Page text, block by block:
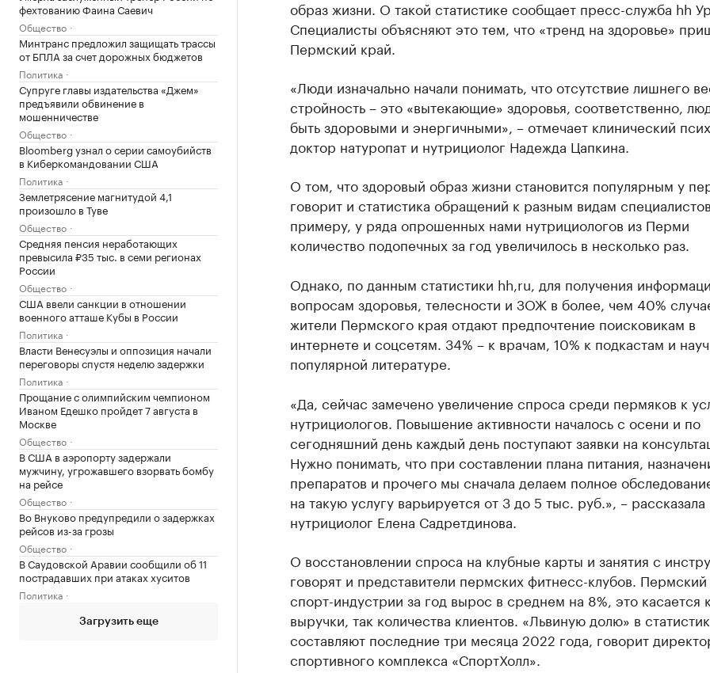
фехтованию Фаина Саевич
Общество
Минтранс предложил защищать трассы
от БПЛА за счет дорожных бюджетов
Политика
Супруге главы издательства «Джем»
предъявили обвинение в
мошенничестве
Общество
Bloomberg узнал о серии самоубийств
в Киберкомандовании США
Политика
Землетрясение магнитудой 4,1
произошло в Туве
Общество
Средняя пенсия неработающих
превысила ₽35 тыс. в семи регионах
России
Общество
США ввели санкции в отношении
военного атташе Кубы в России
Политика
Власти Венесуэлы и оппозиция начали
переговоры спустя неделю задержки
Политика
Прощание с олимпийским чемпионом
Иваном Едешко пройдет 7 августа в
Москве
Общество
В США в аэропорту задержали
мужчину, угрожавшего взорвать бомбу
на рейсе
Общество
Во Внуково предупредили о задержках
рейсов из-за грозы
Общество
В Саудовской Аравии сообщили об 11
пострадавших при атаках хуситов
Политика
Загрузить еще
образ жизни. О такой статистике сообщает пресс-служба hh
Специалисты объясняют это тем, что «тренд на здоровье»
Пермский край.
«Люди изначально начали понимать, что отсутствие лишнего
стройность – это «вытекающие» здоровья, соответственно,
быть здоровыми и энергичными», – отмечает клинический
доктор натуропат и нутрициолог Надежда Цапкина.
О том, что здоровый образ жизни становится популярным у
говорит и статистика обращений к разным видам
примеру, у ряда опрошенных нами нутрициологов из Перми
количество подопечных за год увеличилось в несколько раз.
Однако, по данным статистики hh,ru, для получения
вопросам здоровья, телесности и ЗОЖ в более, чем 40%
жители Пермского края отдают предпочтение поисковикам в
интернете и соцсетям. 34% – к врачам, 10% к подкастам и
популярной литературе.
«Да, сейчас замечено увеличение спроса среди пермяков к
нутрициологов. Повышение активности началось с осени и по
сегодняшний день каждый день поступают заявки на
Нужно понимать, что при составлении плана питания,
препаратов и прочего мы сначала делаем полное
на такую услугу варьируется от 3 до 5 тыс. руб.», – рассказала
нутрициолог Елена Садретдинова.
О восстановлении спроса на клубные карты и занятия с
говорят и представители пермских фитнесс-клубов.
спорт-индустрии за год вырос в среднем на 8%, это касается
выручки, так количества клиентов. «Львиную долю» в
составляют последние три месяца 2022 года, говорит
спортивного комплекса «СпортХолл».